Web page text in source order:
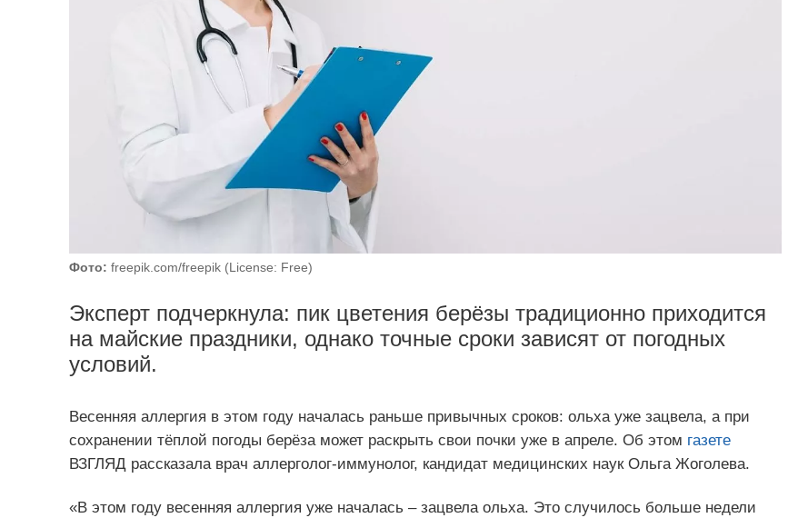
Фото: freepik.com/freepik (License: Free)
Эксперт подчеркнула: пик цветения берёзы традиционно приходится
на майские праздники, однако точные сроки зависят от погодных
условий.
Весенняя аллергия в этом году началась раньше привычных сроков: ольха уже зацвела, а при
сохранении тёплой погоды берёза может раскрыть свои почки уже в апреле. Об этом газете
ВЗГЛЯД рассказала врач аллерголог-иммунолог, кандидат медицинских наук Ольга Жоголева.
«В этом году весенняя аллергия уже началась – зацвела ольха. Это случилось больше недели